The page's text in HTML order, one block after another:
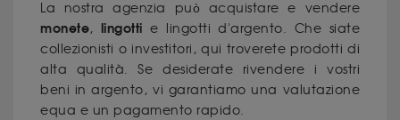
La nostra agenzia può acquistare e vendere
monete, lingotti e lingottid'argento. Che siate
collezionisti o investitori, qui troverete prodotti di
alta qualità. Se desiderate rivendere i vostri
beni in argento, vi garantiamo una valutazione
equa e un pagamento rapido.